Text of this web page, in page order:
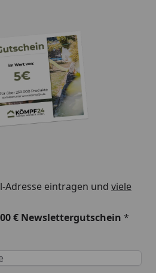
Adresse eintragen und viele
€ Newslettergutschein *